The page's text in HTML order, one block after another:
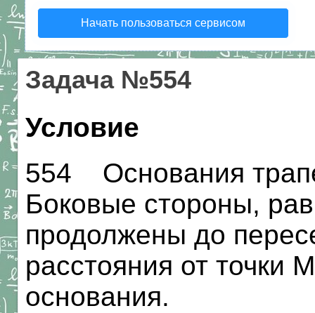
Начать пользоваться сервисом
Задача №554
Условие
554 Основания
Боковые стороны,
продолжены до
расстояния от точки
основания.